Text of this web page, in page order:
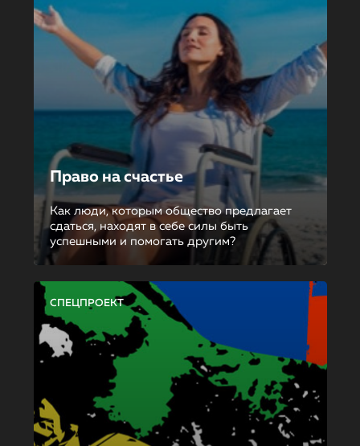
Право на счастье
Как люди, которым общество предлагает
сдаться, находят в себе силы быть
успешными и помогать другим?
СПЕЦПРОЕКТ